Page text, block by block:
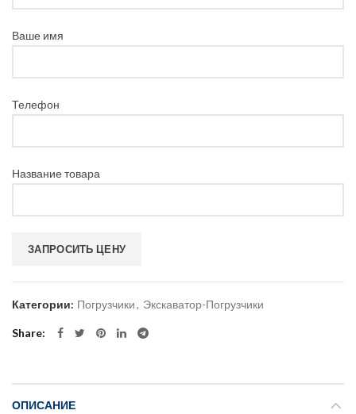
Ваше имя
Телефон
Название товара
Категории: Погрузчики, Экскаватор-Погрузчики
Share
ОПИСАНИЕ